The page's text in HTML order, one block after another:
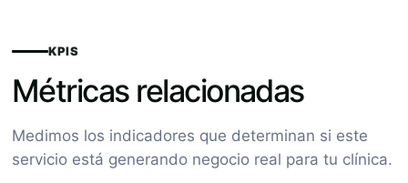
KPIS
Métricas relacionadas
Medimos los indicadores que determinan si este
servicio está generando negocio real para tu clínica.